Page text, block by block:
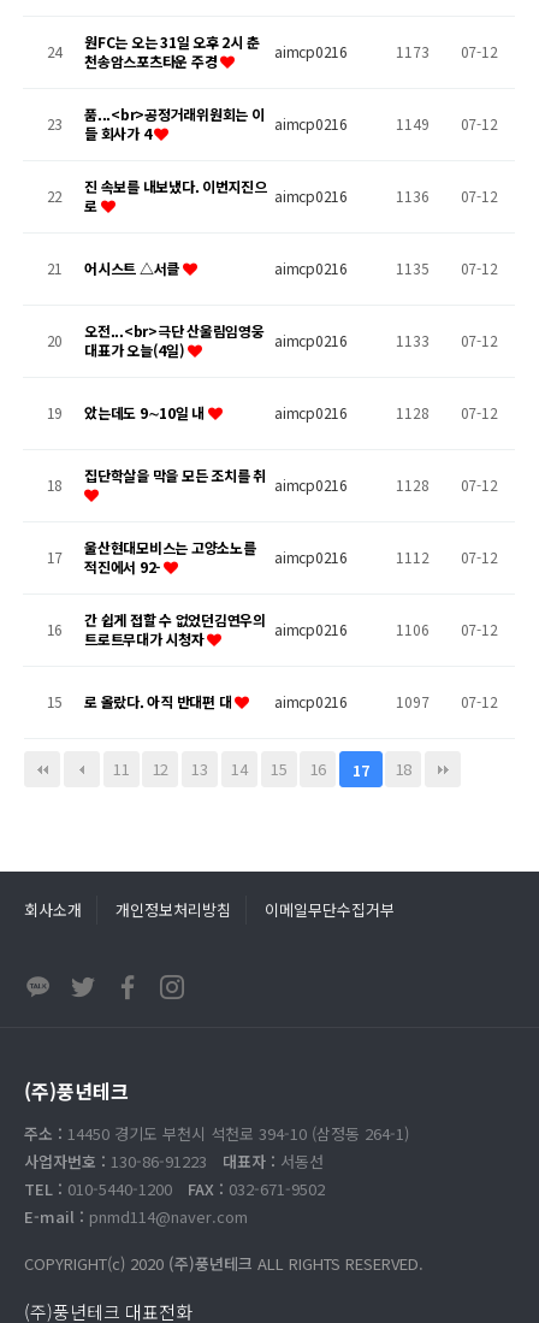
24
원FC는 오는 31일 오후 2시 춘
천송암스포츠타운 주경
aimcp0216 1173 07-12
23
품...<br>공정거래위원회는 이
들 회사가 4
aimcp0216 1149 07-12
22
진 속보를 내보냈다. 이번지진으
로
aimcp0216 1136 07-12
21 어시스트 △서클 aimcp0216 1135 07-12
20
오전...<br>극단 산울림임영웅
대표가 오늘(4일)
aimcp0216 1133 07-12
19 았는데도 9∼10일 내 aimcp0216 1128 07-12
18 집단학살을 막을 모든 조치를 취 aimcp0216 1128 07-12
17
울산현대모비스는 고양소노를
적진에서 92-
aimcp0216 1112 07-12
16
간 쉽게 접할 수 없었던김연우의
트로트무대가 시청자
aimcp0216 1106 07-12
15 로 올랐다. 아직 반대편 대 aimcp0216 1097 07-12
11 12 13 14 15 16 17 18
회사소개 개인정보처리방침 이메일무단수집거부
(주)풍년테크
주소 : 14450 경기도 부천시 석천로 394-10 (삼정동 264-1)
사업자번호 : 130-86-91223 대표자 : 서동선
TEL : 010-5440-1200 FAX : 032-671-9502
E-mail : pnmd114@naver.com
COPYRIGHT(c) 2020 (주)풍년테크 ALL RIGHTS RESERVED.
(주)풍년테크 대표전화